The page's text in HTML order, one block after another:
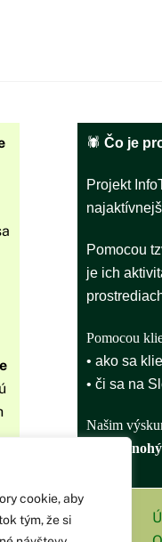
cookie, aby
tým, že si
🕷️ Čo je
Projekt
Pomocou
je ich
Pomocou
• ako sa
• či sa na
Našim
aj